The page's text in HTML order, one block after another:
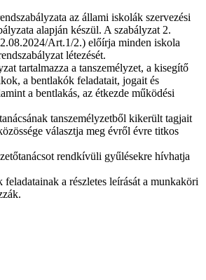
az állami iskolák szervezési
alapján készül. A szabályzat 2.
Art.1/2.) előírja minden iskola
létezését.
tartalmazza a tanszemélyzet, a kisegítő
a bentlakók feladatait, jogait és
a bentlakás, az étkezde működési
tanszemélyzetből kikerült tagjait
választja meg évről évre titkos
rendkívüli gyűlésekre hívhatja
a részletes leírását a munkaköri